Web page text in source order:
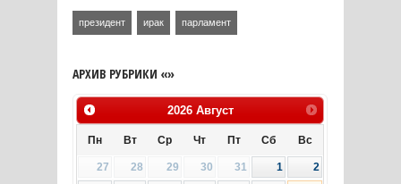
президент ирак парламент
АРХИВ РУБРИКИ «»
2026 Август
Пн Вт Ср Чт Пт Сб Вс
27 28 29 30 31 1
2